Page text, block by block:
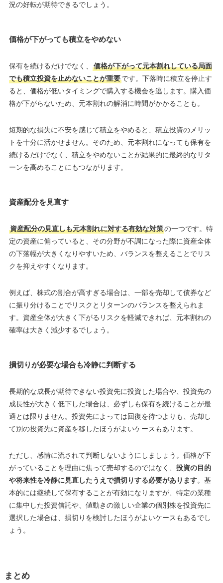
況の好転が期待できるでしょう。
価格が下がっても積立をやめない
保有を続けるだけでなく、
価格が下がって元本割れしている局面
でも積立投資を止めないことが重要です。下落時に積立を停止す
ると、価格が低いタイミングで購入する機会を逃します。購入価
格が下がらないため、元本割れの解消に時間がかかることも。
短期的な損失に不安を感じて積立をやめると、積立投資のメリッ
トを十分に活かせません。そのため、元本割れになっても保有を
続けるだけでなく、積立をやめないことが結果的に最終的なリタ
ーンを高めることにもつながります。
資産配分を見直す
資産配分の見直しも元本割れに対する有効な対策の一つです。特
定の資産に偏っていると、その分野が不調になった際に資産全体
の下落幅が大きくなりやすいため、バランスを整えることでリス
クを抑えやすくなります。
例えば、株式の割合が高すぎる場合は、一部を売却して債券など
に振り分けることでリスクとリターンのバランスを整えられま
す。資産全体が大きく下がるリスクを軽減できれば、元本割れの
確率は大きく減少するでしょう。
損切りが必要な場合も冷静に判断する
長期的な成長が期待できない投資先に投資した場合や、投資先の
成長性が大きく低下した場合は、必ずしも保有を続けることが最
適とは限りません。投資先によっては回復を待つよりも、売却し
て別の投資先に資産を移したほうがよいケースもあります。
ただし、感情に流されて判断しないようにしましょう。価格が下
がっていることを理由に焦って売却するのではなく、 投資の目的
や将来性を冷静に見直したうえで損切りする必要があります。基
本的には継続して保有することが有効になりますが、特定の業種
に集中した投資信託や、値動きの激しい企業の個別株を投資先に
選択した場合は、損切りを検討したほうがよいケースもあるでし
ょう。
まとめ